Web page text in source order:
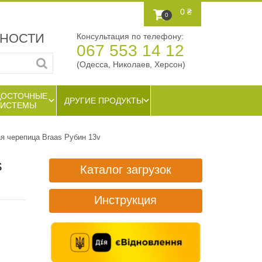
0 0 ₴
Консультация по телефону:
067 553 14 12
(Одесса, Николаев, Херсон)
ДРУГИЕ ПРОДУКТЫ
черепица Braas Рубин 13v
Каталог загрузок
Инструкция